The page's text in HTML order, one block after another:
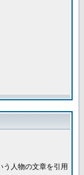
う人物の文章を引用